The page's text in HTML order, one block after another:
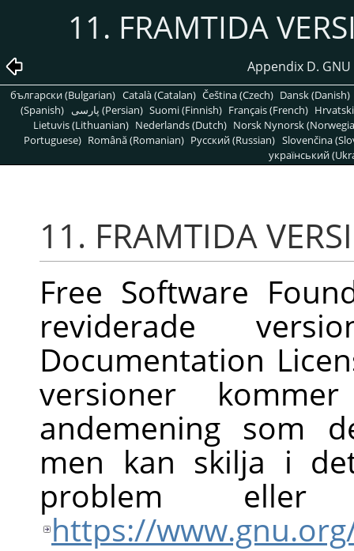
11. FRAMTIDA
Appendix D.
български (Bulgarian) Català (Catalan) Čeština (Czech) Dansk (Danish)
(Spanish)
پارسی (Persian) Suomi (Finnish) Français (French)
Lietuvis (Lithuanian) Nederlands (Dutch) Norsk Nynorsk
Portuguese) Română (Romanian) Pусский (Russian) Slovenčina
український
11. FRAMTIDA
Free Software
reviderade
Documentation
versioner
andemening som
men kan skilja i
problem eller
https://